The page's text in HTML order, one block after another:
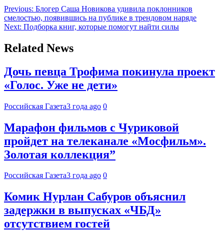
Previous: Блогер Саша Новикова удивила поклонников
смелостью, появившись на публике в трендовом наряде
Next: Подборка книг, которые помогут найти силы
Related News
Дочь певца Трофима покинула проект
«Голос. Уже не дети»
Российская Газета3 года ago 0
Марафон фильмов с Чуриковой
пройдет на телеканале «Мосфильм».
Золотая коллекция”
Российская Газета3 года ago 0
Комик Нурлан Сабуров объяснил
задержки в выпусках «ЧБД»
отсутствием гостей